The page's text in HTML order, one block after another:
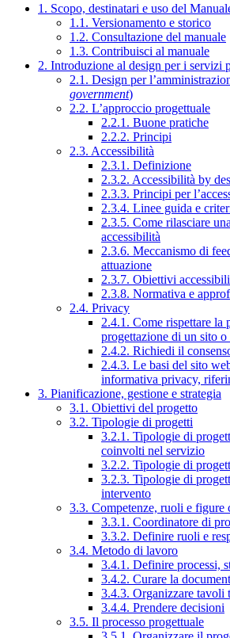
1. Scopo, destinatari e uso del
1.1. Versionamento e storico
1.2. Consultazione del manuale
1.3. Contribuisci al manuale
2. Introduzione al design per i servizi
2.1. Design per
government)
2.2. L’approccio progettuale
2.2.1. Buone pratiche
2.2.2. Principi
2.3. Accessibilità
2.3.1. Definizione
2.3.2. Accessibilità by
2.3.3. Principi per
2.3.4. Linee guida e
2.3.5. Come rilasciare
accessibilità
2.3.6. Meccanismo di
attuazione
2.3.7. Obiettivi
2.3.8. Normativa e
2.4. Privacy
2.4.1. Come rispettare la
progettazione di un sito
2.4.2. Richiedi il
2.4.3. Le basi del sito
informativa privacy,
3. Pianificazione, gestione e strategia
3.1. Obiettivi del progetto
3.2. Tipologie di progetti
3.2.1. Tipologie di
coinvolti nel servizio
3.2.2. Tipologie di
3.2.3. Tipologie di
intervento
3.3. Competenze, ruoli e figure
3.3.1. Coordinatore di
3.3.2. Definire ruoli e
3.4. Metodo di lavoro
3.4.1. Definire processi,
3.4.2. Curare la
3.4.3. Organizzare tavoli
3.4.4. Prendere decisioni
3.5. Il processo progettuale